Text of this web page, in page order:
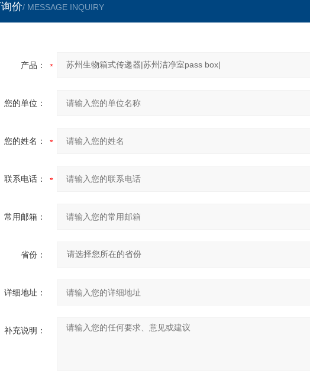
价/ MESSAGE INQUIRY
产品：
您的单位：
您的姓名：
联系电话：
常用邮箱：
省份：
详细地址：
补充说明：